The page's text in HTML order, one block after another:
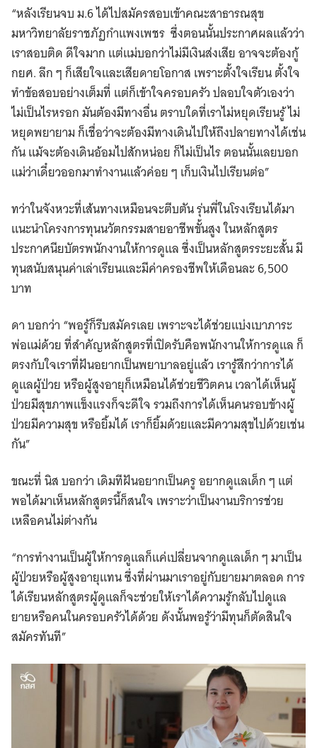
“หลังเรียนจบ ม.6 ได้ไปสมัครสอบเข้าคณะสาธารณสุข
มหาวิทยาลัยราชภัฏกำแพงเพชร ซึ่งตอนนั้นประกาศผลแล้วว่า
เราสอบติด ดีใจมาก แต่แม่บอกว่าไม่มีเงินส่งเสีย อาจจะต้องกู้
กยศ. ลึก ๆ ก็เสียใจและเสียดายโอกาส เพราะตั้งใจเรียน ตั้งใจ
ทำข้อสอบอย่างเต็มที่ แต่ก็เข้าใจครอบครัว ปลอบใจตัวเองว่า
ไม่เป็นไรหรอก มันต้องมีทางอื่น ตราบใดที่เราไม่หยุดเรียนรู้ ไม่
หยุดพยายาม ก็เชื่อว่าจะต้องมีทางเดินไปให้ถึงปลายทางได้เช่น
กัน แม้จะต้องเดินอ้อมไปสักหน่อย ก็ไม่เป็นไร ตอนนั้นเลยบอก
แม่ว่าเดี๋ยวออกมาทำงานแล้วค่อย ๆ เก็บเงินไปเรียนต่อ”
ทว่าในจังหวะที่เส้นทางเหมือนจะตีบตัน รุ่นพี่ในโรงเรียนได้มา
แนะนำโครงการทุนนวัตกรรมสายอาชีพขั้นสูง ในหลักสูตร
ประกาศนียบัตรพนักงานให้การดูแล ซึ่งเป็นหลักสูตรระยะสั้น มี
ทุนสนับสนุนค่าเล่าเรียนและมีค่าครองชีพให้เดือนละ 6,500
บาท
ดา บอกว่า “พอรู้ก็รีบสมัครเลย เพราะจะได้ช่วยแบ่งเบาภาระ
พ่อแม่ด้วย ที่สำคัญหลักสูตรที่เปิดรับคือพนักงานให้การดูแล ก็
ตรงกับใจเราที่ฝันอยากเป็นพยาบาลอยู่แล้ว เรารู้สึกว่าการได้
ดูแลผู้ป่วย หรือผู้สูงอายุก็เหมือนได้ช่วยชีวิตคน เวลาได้เห็นผู้
ป่วยมีสุขภาพแข็งแรงก็จะดีใจ รวมถึงการได้เห็นคนรอบข้างผู้
ป่วยมีความสุข หรือยิ้มได้ เราก็ยิ้มด้วยและมีความสุขไปด้วยเช่น
กัน”
ขณะที่ นิส บอกว่า เดิมทีฝันอยากเป็นครู อยากดูแลเด็ก ๆ แต่
พอได้มาเห็นหลักสูตรนี้ก็สนใจ เพราะว่าเป็นงานบริการช่วย
เหลือคนไม่ต่างกัน
“การทำงานเป็นผู้ให้การดูแลก็แค่เปลี่ยนจากดูแลเด็ก ๆ มาเป็น
ผู้ป่วยหรือผู้สูงอายุแทน ซึ่งที่ผ่านมาเราอยู่กับยายมาตลอด การ
ได้เรียนหลักสูตรผู้ดูแลก็จะช่วยให้เราได้ความรู้กลับไปดูแล
ยายหรือคนในครอบครัวได้ด้วย ดังนั้นพอรู้ว่ามีทุนก็ตัดสินใจ
สมัครทันที”